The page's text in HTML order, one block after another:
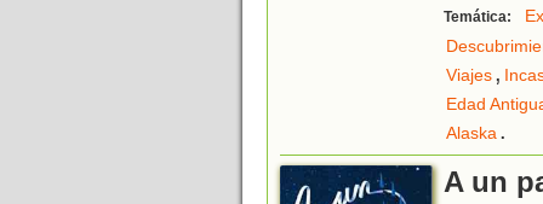
Temática:
Viajes,
Edad
Alaska.
A un